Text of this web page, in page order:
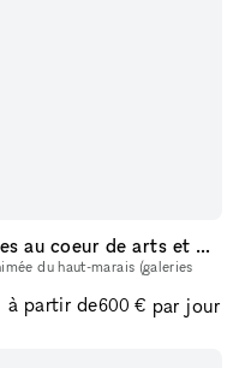
grande boutique beaux volumes au coeur de arts et métiers paris 3e
du haut-marais (galeries
à partir de600 € par jour